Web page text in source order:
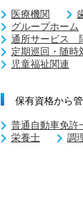
医療機関
グループホーム
通所サービス
定期巡回・随時
児童福祉関連
保有資格から
普通自動車免許
栄養士
調